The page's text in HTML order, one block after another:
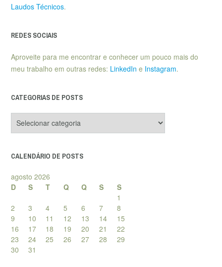
Laudos Técnicos.
REDES SOCIAIS
Aproveite para me encontrar e conhecer um pouco mais do
meu trabalho em outras redes: LinkedIn e Instagram.
CATEGORIAS DE POSTS
de
CALENDÁRIO DE POSTS
agosto 2026
D
S T Q Q S
S
1
2
3 4 5 6 7
8
9
10 11 12 13 14
15
16
17 18 19 20 21
22
23
24 25 26 27 28
29
30
31